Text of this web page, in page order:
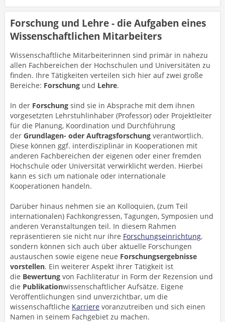
Forschung und Lehre - die Aufgaben eines
Wissenschaftlichen Mitarbeiters
Wissenschaftliche Mitarbeiterinnen sind primär in nahezu
allen Fachbereichen der Hochschulen und Universitäten zu
finden. Ihre Tätigkeiten verteilen sich hier auf zwei große
Bereiche: Forschung und Lehre.
In der Forschung sind sie in Absprache mit dem ihnen
vorgesetzten Lehrstuhlinhaber (Professor) oder Projektleiter
für die Planung, Koordination und Durchführung
der Grundlagen- oder Auftragsforschung verantwortlich.
Diese können ggf. interdisziplinär in Kooperationen mit
anderen Fachbereichen der eigenen oder einer fremden
Hochschule oder Universität verwirklicht werden. Hierbei
kann es sich um nationale oder internationale
Kooperationen handeln.
Darüber hinaus nehmen sie an Kolloquien, (zum Teil
internationalen) Fachkongressen, Tagungen, Symposien und
anderen Veranstaltungen teil. In diesem Rahmen
repräsentieren sie nicht nur ihre Forschungseinrichtung,
sondern können sich auch über aktuelle Forschungen
austauschen sowie eigene neue Forschungsergebnisse
vorstellen. Ein weiterer Aspekt ihrer Tätigkeit ist
die Bewertung von Fachliteratur in Form der Rezension und
die Publikationwissenschaftlicher Aufsätze. Eigene
Veröffentlichungen sind unverzichtbar, um die
wissenschaftliche Karriere voranzutreiben und sich einen
Namen in seinem Fachgebiet zu machen.